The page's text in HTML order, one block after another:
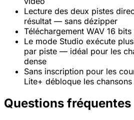
Lecture des deux pistes
résultat — sans dézipper
Téléchargement WAV 16
Le mode Studio exécute
par piste — idéal pour les
dense
Sans inscription pour les
Lite+ débloque les chansons
Questions fréquentes